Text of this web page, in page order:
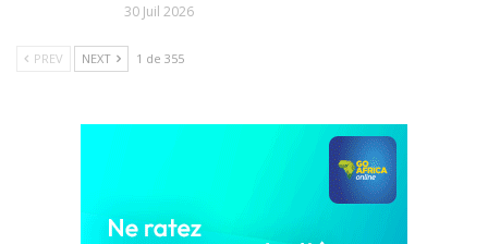
30 Juil 2026
PREV NEXT 1 de 355